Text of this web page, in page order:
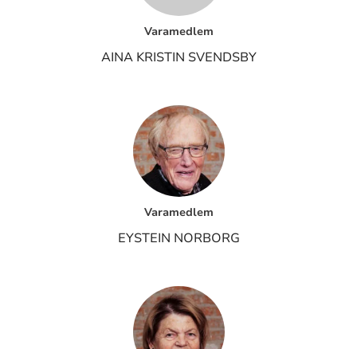
Varamedlem
AINA KRISTIN SVENDSBY
Varamedlem
EYSTEIN NORBORG